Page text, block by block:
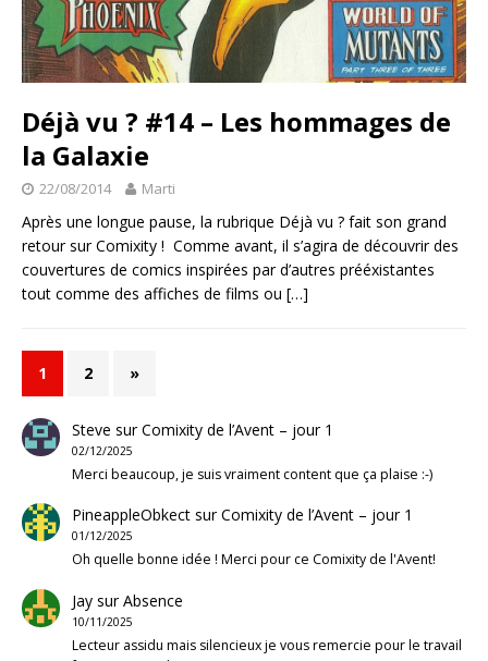
Déjà vu ? #14 – Les hommages de
la Galaxie
22/08/2014 Marti
Après une longue pause, la rubrique Déjà vu ? fait son grand
retour sur Comixity ! Comme avant, il s’agira de découvrir des
couvertures de comics inspirées par d’autres prééxistantes
tout comme des affiches de films ou […]
1 2 »
Steve surComixity de l’Avent – jour 1
02/12/2025
Merci beaucoup, je suis vraiment content que ça plaise :-)
PineappleObkectsurComixity de l’Avent – jour 1
01/12/2025
Oh quelle bonne idée ! Merci pour ce Comixity de l'Avent!
JaysurAbsence
10/11/2025
Lecteur assidu mais silencieux je vous remercie pour le travail